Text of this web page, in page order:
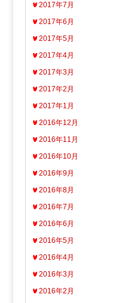
2017年7月
2017年6月
2017年5月
2017年4月
2017年3月
2017年2月
2017年1月
2016年12月
2016年11月
2016年10月
2016年9月
2016年8月
2016年7月
2016年6月
2016年5月
2016年4月
2016年3月
2016年2月